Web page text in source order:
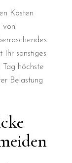
Kosten
von
Ihr sonstiges
höchste
Belastung